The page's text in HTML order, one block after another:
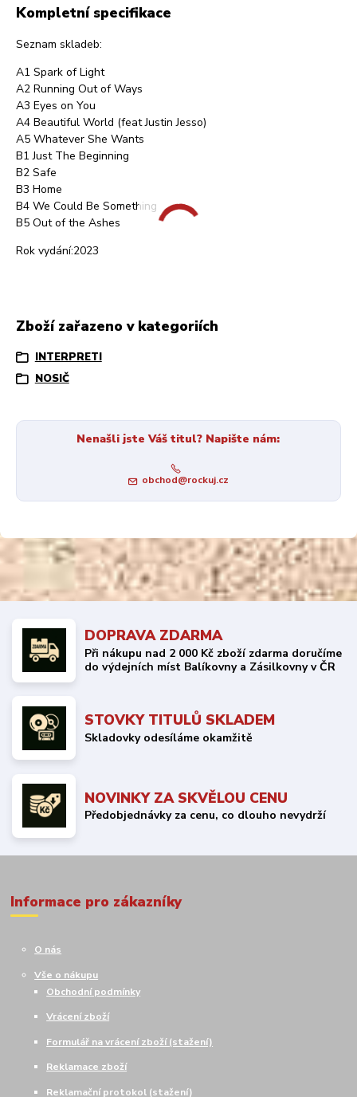
Kompletní specifikace
Seznam skladeb:
A1 Spark of Light
A2 Running Out of Ways
A3 Eyes on You
A4 Beautiful World (feat Justin Jesso)
A5 Whatever She Wants
B1 Just The Beginning
B2 Safe
B3 Home
B4 We Could Be Something
B5 Out of the Ashes
Rok vydání:2023
Zboží zařazeno v kategoriích
INTERPRETI
NOSIČ
Nenašli jste Váš titul? Napište nám:
obchod@rockuj.cz
DOPRAVA ZDARMA
Při nákupu nad 2 000 Kč zboží zdarma doručíme
do výdejních míst Balíkovny a Zásilkovny v ČR
STOVKY TITULŮ SKLADEM
Skladovky odesíláme okamžitě
NOVINKY ZA SKVĚLOU CENU
Předobjednávky za cenu, co dlouho nevydrží
Informace pro zákazníky
O nás
Vše o nákupu
Obchodní podmínky
Vrácení zboží
Formulář na vrácení zboží (stažení)
Reklamace zboží
Reklamační protokol (stažení)